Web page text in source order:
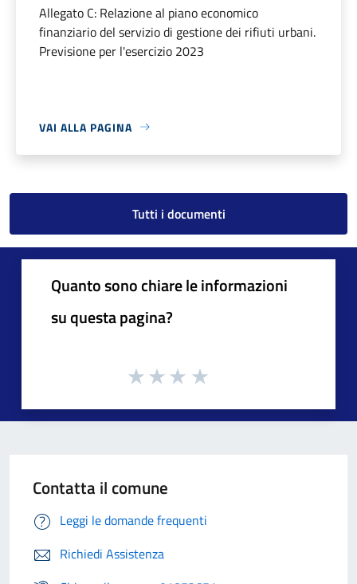
Allegato C: Relazione al piano economico
finanziario del servizio di gestione dei rifiuti urbani.
Previsione per l'esercizio 2023
VAI ALLA PAGINA
Tutti i documenti
Quanto sono chiare le informazioni
su questa pagina?
Contatta il comune
Leggi le domande frequenti
Richiedi Assistenza